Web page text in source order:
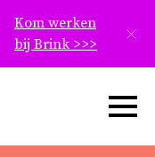
Kom werken
bij Brink >>>
Open